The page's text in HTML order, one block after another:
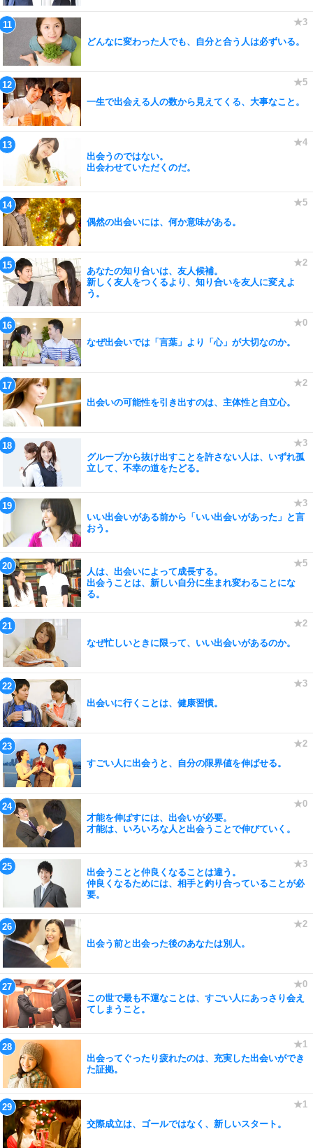
どんなに変わった人でも、自分と合う人は必ずいる。
一生で出会える人の数から見えてくる、大事なこと。
出会うのではない。
出会わせていただくのだ。
偶然の出会いには、何か意味がある。
あなたの知り合いは、友人候補。
新しく友人をつくるより、知り合いを友人に変えよ
う。
なぜ出会いでは「言葉」より「心」が大切なのか。
出会いの可能性を引き出すのは、主体性と自立心。
グループから抜け出すことを許さない人は、いずれ孤
立して、不幸の道をたどる。
いい出会いがある前から「いい出会いがあった」と言
おう。
人は、出会いによって成長する。
出会うことは、新しい自分に生まれ変わることにな
る。
なぜ忙しいときに限って、いい出会いがあるのか。
出会いに行くことは、健康習慣。
すごい人に出会うと、自分の限界値を伸ばせる。
才能を伸ばすには、出会いが必要。
才能は、いろいろな人と出会うことで伸びていく。
出会うことと仲良くなることは違う。
仲良くなるためには、相手と釣り合っていることが必
要。
出会う前と出会った後のあなたは別人。
この世で最も不運なことは、すごい人にあっさり会え
てしまうこと。
出会ってぐったり疲れたのは、充実した出会いができ
た証拠。
交際成立は、ゴールではなく、新しいスタート。